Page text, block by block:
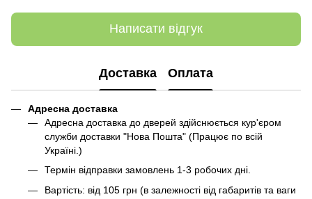
Написати відгук
Доставка Оплата
Адресна доставка
Адресна доставка до дверей здійснюється кур'єром
служби доставки "Нова Пошта" (Працює по всій
Україні.)
Термін відправки замовлень 1-3 робочих дні.
Вартість: від 105 грн (в залежності від габаритів та ваги